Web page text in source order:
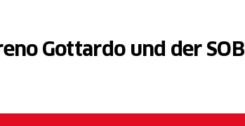
Gottardo und der SOB